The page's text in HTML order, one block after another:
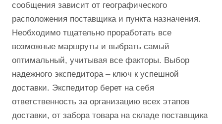
сообщения зависит от географического
расположения поставщика и пункта назначения.
Необходимо тщательно проработать все
возможные маршруты и выбрать самый
оптимальный, учитывая все факторы. Выбор
надежного экспедитора – ключ к успешной
доставки. Экспедитор берет на себя
ответственность за организацию всех этапов
доставки, от забора товара на складе поставщика